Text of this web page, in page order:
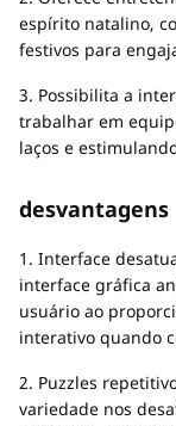
espírito natalino,
festivos para
3. Possibilita a
trabalhar em
laços e
desvantagens
1. Interface
interface gráfica
usuário ao
interativo quando
2. Puzzles
variedade nos